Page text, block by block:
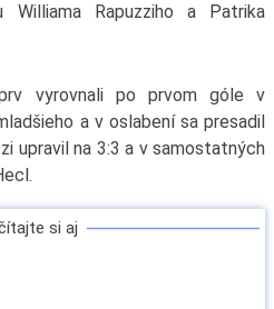
Williama Rapuzziho a Patrika
vyrovnali po prvom góle v
a v oslabení sa presadil
upravil na 3:3 a v samostatných
si aj